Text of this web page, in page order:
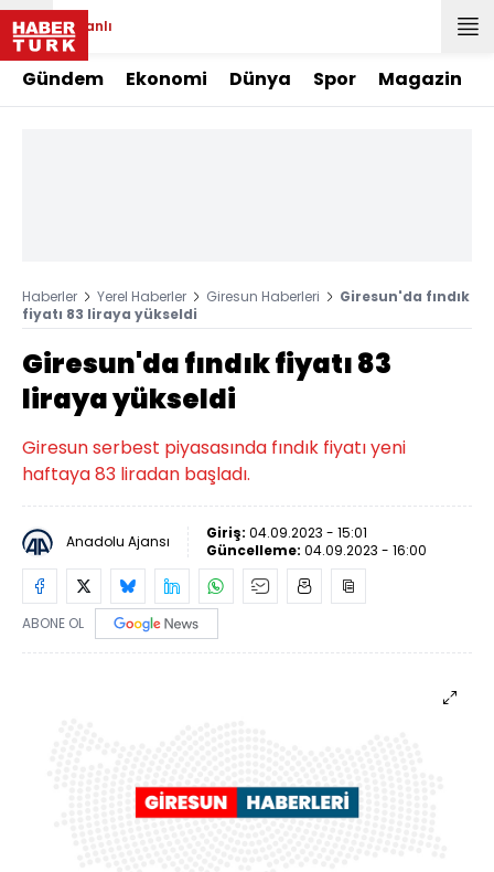
Canlı
Gündem Ekonomi Dünya Spor Magazin
Haberler Yerel Haberler Giresun Haberleri
Giresun'da fındık
fiyatı 83 liraya yükseldi
Giresun'da fındık fiyatı 83
liraya yükseldi
Giresun serbest piyasasında fındık fiyatı yeni
haftaya 83 liradan başladı.
Anadolu Ajansı Giriş: 04.09.2023 - 15:01
Güncelleme: 04.09.2023 - 16:00
ABONE OL